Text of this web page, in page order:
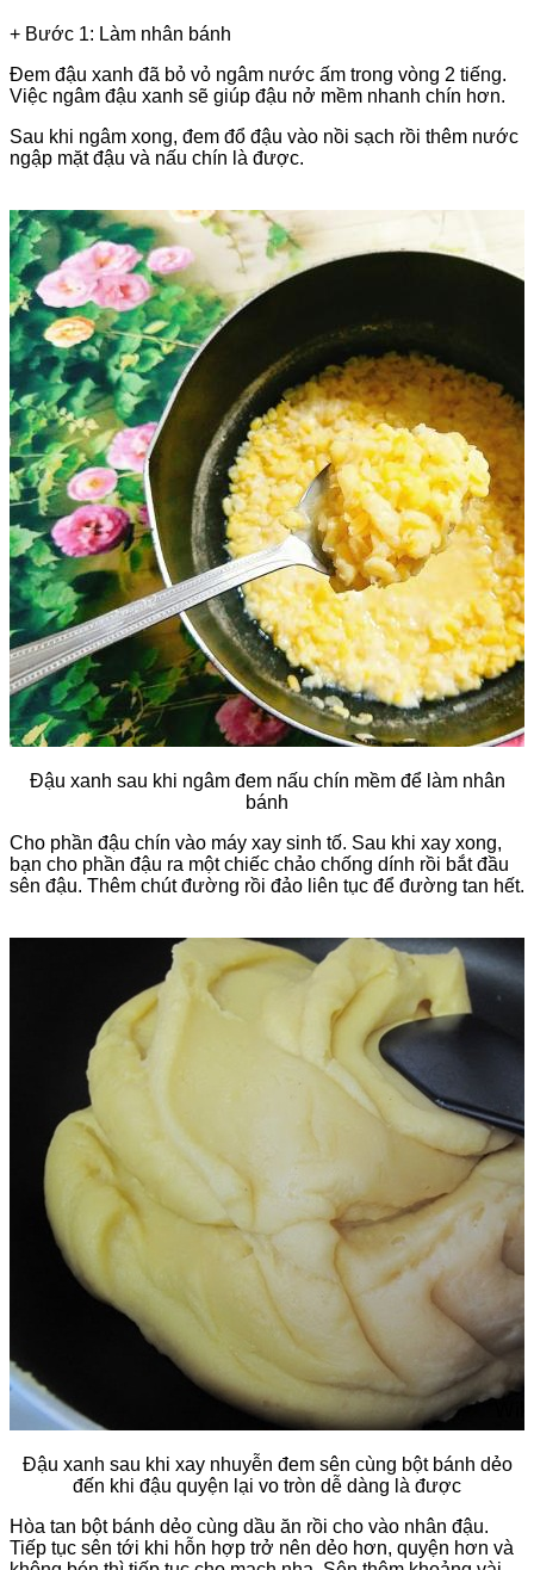
+ Bước 1: Làm nhân bánh
Đem đậu xanh đã bỏ vỏ ngâm nước ấm trong vòng 2 tiếng.
Việc ngâm đậu xanh sẽ giúp đậu nở mềm nhanh chín hơn.
Sau khi ngâm xong, đem đổ đậu vào nồi sạch rồi thêm nước
ngập mặt đậu và nấu chín là được.
Đậu xanh sau khi ngâm đem nấu chín mềm để làm nhân
bánh
Cho phần đậu chín vào máy xay sinh tố. Sau khi xay xong,
bạn cho phần đậu ra một chiếc chảo chống dính rồi bắt đầu
sên đậu. Thêm chút đường rồi đảo liên tục để đường tan hết.
Đậu xanh sau khi xay nhuyễn đem sên cùng bột bánh dẻo
đến khi đậu quyện lại vo tròn dễ dàng là được
Hòa tan bột bánh dẻo cùng dầu ăn rồi cho vào nhân đậu.
Tiếp tục sên tới khi hỗn hợp trở nên dẻo hơn, quyện hơn và